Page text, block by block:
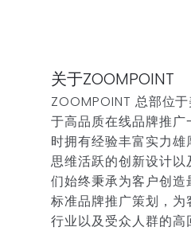
关于ZOOMPOINT
ZOOMPOINT 总部位
于高品质在线品牌推广
时拥有经验丰富实力雄
思维活跃的创新设计
们始终秉承为客户创造
标准品牌推广策划，
行业以及受众人群的高